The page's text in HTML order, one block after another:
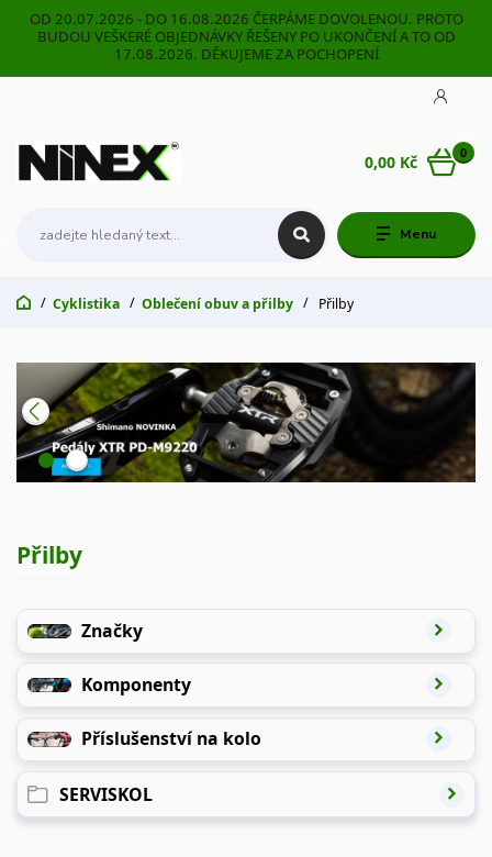
OD 20.07.2026 - DO 16.08.2026 ČERPÁME DOVOLENOU. PROTO
BUDOU VEŠKERÉ OBJEDNÁVKY ŘEŠENY PO UKONČENÍ A TO OD
17.08.2026. DĚKUJEME ZA POCHOPENÍ
Menu
0
0,00 Kč
Cyklistika Oblečení obuv a přilby Přilby
Přilby
Značky
Komponenty
Příslušenství na kolo
SERVISKOL